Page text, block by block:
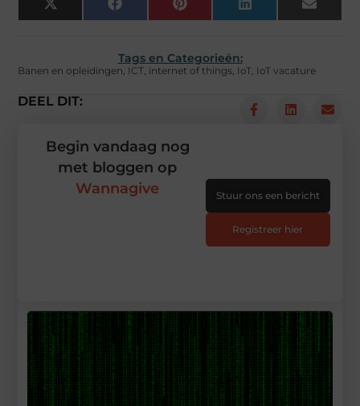
X
(Twitter)
Facebook Pinterest LinkedIn Email
Tags en Categorieën:
Banen en opleidingen, ICT , internet of things, IoT , IoT vacature
DEEL DIT:
Begin vandaag nog
met bloggen op
Wannagive
Stuur ons een bericht
Registreer hier